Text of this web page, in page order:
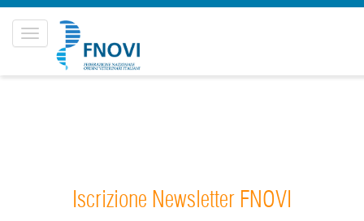
Toggle
navigation
Iscrizione Newsletter FNOVI